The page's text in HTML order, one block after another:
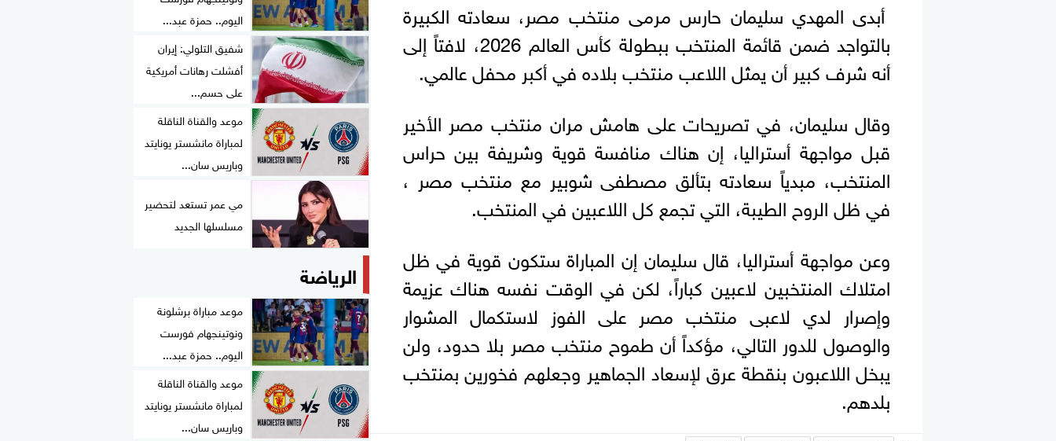
أبدى المهدي سليمان حارس مرمى منتخب مصر، سعادته الكبيرة
بالتواجد ضمن قائمة المنتخب ببطولة كأس العالم 2026، لافتاً إلى
أنه شرف كبير أن يمثل اللاعب منتخب بلاده في أكبر محفل عالمي.
وقال سليمان، في تصريحات على هامش مران منتخب مصر الأخير
قبل مواجهة أستراليا، إن هناك منافسة قوية وشريفة بين حراس
المنتخب، مبدياً سعادته بتألق مصطفى شوبير مع منتخب مصر ،
في ظل الروح الطيبة، التي تجمع كل اللاعبين في المنتخب.
وعن مواجهة أستراليا، قال سليمان إن المباراة ستكون قوية في ظل
امتلاك المنتخبين لاعبين كباراً، لكن في الوقت نفسه هناك عزيمة
وإصرار لدي لاعبى منتخب مصر على الفوز لاستكمال المشوار
والوصول للدور التالي، مؤكداً أن طموح منتخب مصر بلا حدود، ولن
يبخل اللاعبون بنقطة عرق لإسعاد الجماهير وجعلهم فخورين بمنتخب
بلدهم.
اليوم.. حمزة عبد...
شفيق التلولي: إيران
أفشلت رهانات أمريكية
على حسم...
موعد والقناة الناقلة
لمباراة مانشستر يونايتد
وباريس سان...
مي عمر تستعد لتحضير
مسلسلها الجديد
الرياضة
موعد مباراة برشلونة
ونوتينجهام فورست
اليوم.. حمزة عبد...
موعد والقناة الناقلة
لمباراة مانشستر يونايتد
وباريس سان...